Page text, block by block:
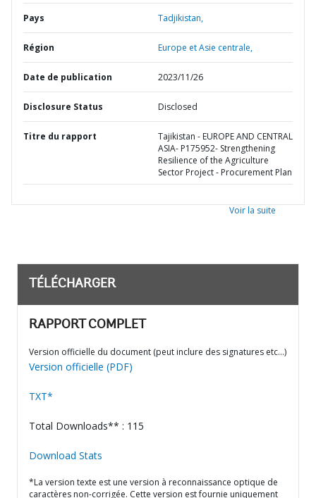
Pays Tadjikistan,
Région Europe et Asie centrale,
Date de publication 2023/11/26
Disclosure Status Disclosed
Titre du rapport
Tajikistan - EUROPE AND CENTRAL
ASIA- P175952- Strengthening
Resilience of the Agriculture
Sector Project - Procurement Plan
Voir la suite
TÉLÉCHARGER
RAPPORT COMPLET
Version officielle du document (peut inclure des signatures etc…)
Version officielle (PDF)
TXT*
Total Downloads** : 115
Download Stats
*La version texte est une version à reconnaissance optique de
caractères non-corrigée. Cette version est fournie uniquement